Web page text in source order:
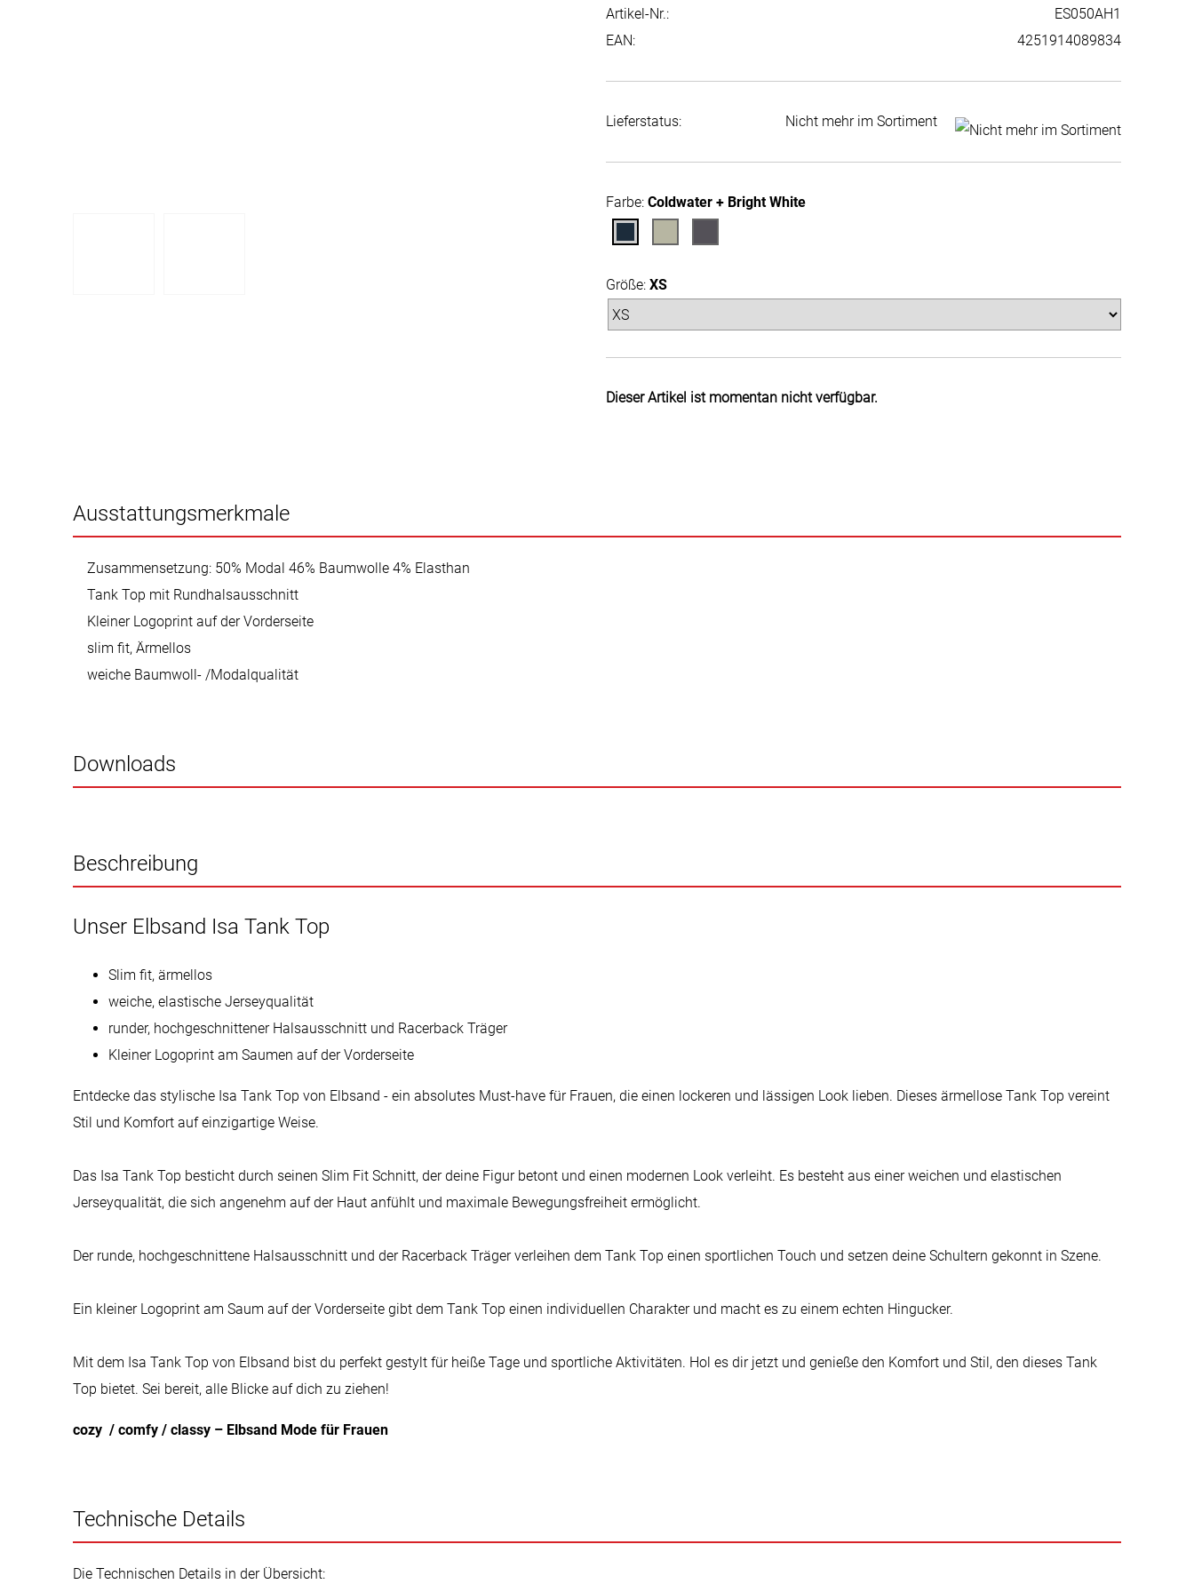
Artikel-Nr.:
ES050AH1
EAN:
4251914089834
Lieferstatus: Nicht mehr im Sortiment
Farbe: Coldwater + Bright White
Größe: XS
Dieser Artikel ist momentan nicht verfügbar.
Ausstattungsmerkmale
Zusammensetzung: 50% Modal 46% Baumwolle 4% Elasthan
Tank Top mit Rundhalsausschnitt
Kleiner Logoprint auf der Vorderseite
slim fit, Ärmellos
weiche Baumwoll- /Modalqualität
Downloads
Beschreibung
Unser Elbsand Isa Tank Top
Slim fit, ärmellos
weiche, elastische Jerseyqualität
runder, hochgeschnittener Halsausschnitt und Racerback Träger
Kleiner Logoprint am Saumen auf der Vorderseite
Entdecke das stylische Isa Tank Top von Elbsand - ein absolutes Must-have für Frauen, die einen lockeren und lässigen Look lieben. Dieses ärmellose Tank Top vereint
Stil und Komfort auf einzigartige Weise.
Das Isa Tank Top besticht durch seinen Slim Fit Schnitt, der deine Figur betont und einen modernen Look verleiht. Es besteht aus einer weichen und elastischen
Jerseyqualität, die sich angenehm auf der Haut anfühlt und maximale Bewegungsfreiheit ermöglicht.
Der runde, hochgeschnittene Halsausschnitt und der Racerback Träger verleihen dem Tank Top einen sportlichen Touch und setzen deine Schultern gekonnt in Szene.
Ein kleiner Logoprint am Saum auf der Vorderseite gibt dem Tank Top einen individuellen Charakter und macht es zu einem echten Hingucker.
Mit dem Isa Tank Top von Elbsand bist du perfekt gestylt für heiße Tage und sportliche Aktivitäten. Hol es dir jetzt und genieße den Komfort und Stil, den dieses Tank
Top bietet. Sei bereit, alle Blicke auf dich zu ziehen!
cozy / comfy / classy – Elbsand Mode für Frauen
Technische Details
Die Technischen Details in der Übersicht: